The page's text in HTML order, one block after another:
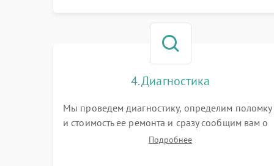
4. Диагностика
Мы проведем диагностику, определим поломку
и стоимость ее ремонта и сразу сообщим вам о
Подробнее